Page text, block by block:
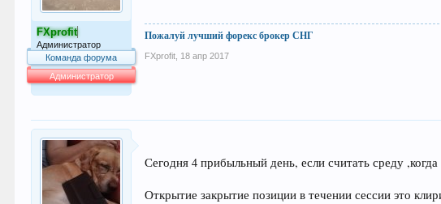
FXprofit
Администратор
Команда форума
Администратор
Пожалуй лучший форекс брокер СНГ
FXprofit 18 апр 2017
Сегодня 4 прибыльный день, если считать среду
Открытие закрытие позиции в течении сессии это